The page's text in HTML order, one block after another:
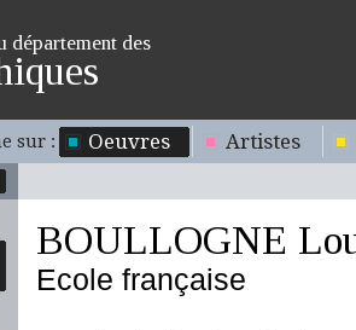
département des
sur : Oeuvres Artistes
BOULLOGNE
Ecole française